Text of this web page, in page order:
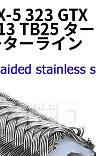
5 323 GTX
TB25 ター
ーライン